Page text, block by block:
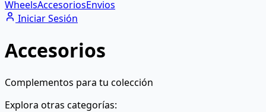
WheelsAccesoriosEnvios
Iniciar Sesión
Accesorios
Complementos para tu colección
Explora otras categorías: